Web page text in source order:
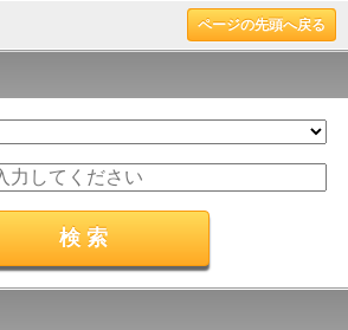
ページの先頭へ戻る